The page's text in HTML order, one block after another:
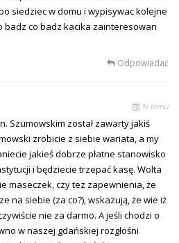
siedziec w domu i wypisywac kolejne
badz co badz kacika zainteresowan
Odpowiadać
% temu
Szumowskim został zawarty jakiś
zrobicie z siebie wariata, a my
jakieś dobrze płatne stanowisko
i będziecie trzepać kasę. Wolta
maseczek, czy tez zapewnienia, że
na siebie (za co?), wskazują, że wie iż
nie za darmo. A jeśli chodzi o
w naszej gdańskiej rozgłośni